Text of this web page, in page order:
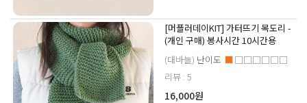
[머플러데이KIT] 가터뜨기 목도리 -
(개인 구매) 봉사시간 10시간용
(대바늘) 난이도 ■□□□□□□
리뷰 : 5
16,000원